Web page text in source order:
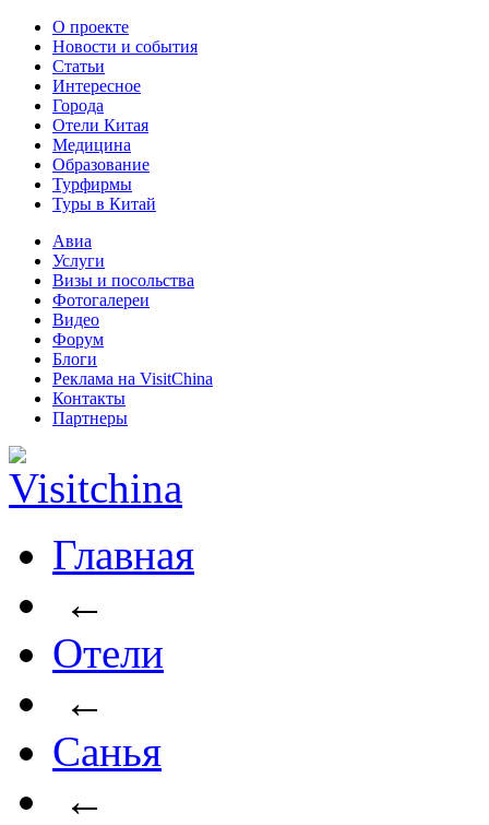
О проекте
Новости и события
Статьи
Интересное
Города
Отели Китая
Медицина
Образование
Турфирмы
Туры в Китай
Авиа
Услуги
Визы и посольства
Фотогалереи
Видео
Форум
Блоги
Реклама на VisitChina
Контакты
Партнеры
Главная
←
Отели
←
Санья
←